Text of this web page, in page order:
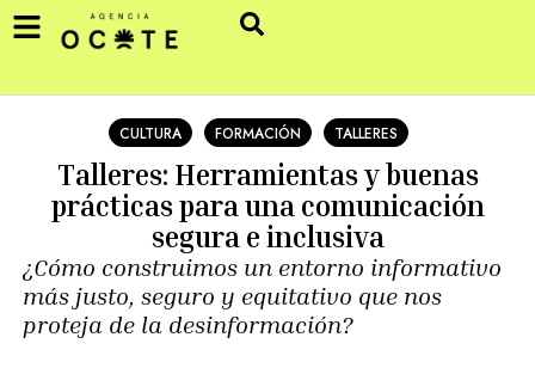
CULTURA FORMACIÓN TALLERES
Talleres: Herramientas y buenas
prácticas para una comunicación
segura e inclusiva
¿Cómo construimos un entorno informativo
más justo, seguro y equitativo que nos
proteja de la desinformación?